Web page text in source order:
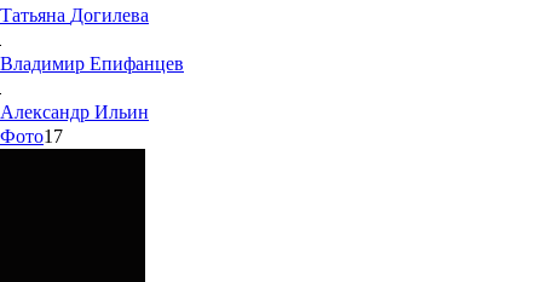
Татьяна Догилева
Владимир Епифанцев
Александр Ильин
Фото17